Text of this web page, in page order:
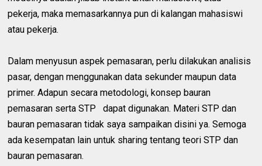
pekerja, maka memasarkannya pun di kalangan mahasiswi
atau pekerja.
Dalam menyusun aspek pemasaran, perlu dilakukan analisis
pasar, dengan menggunakan data sekunder maupun data
primer. Adapun secara metodologi, konsep bauran
pemasaran serta STP dapat digunakan. Materi STP dan
bauran pemasaran tidak saya sampaikan disini ya. Semoga
ada kesempatan lain untuk sharing tentang teori STP dan
bauran pemasaran.